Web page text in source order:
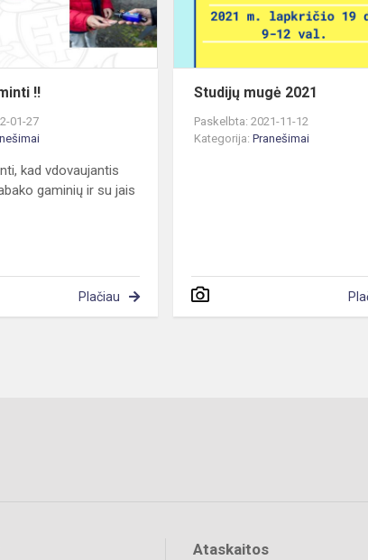
!!
01-27
kad vdovaujantis
gaminių ir su jais
Plačiau
Studijų mugė 2021
Paskelbta: 2021-11-12
Kategorija:Pranešimai
Ataskaitos